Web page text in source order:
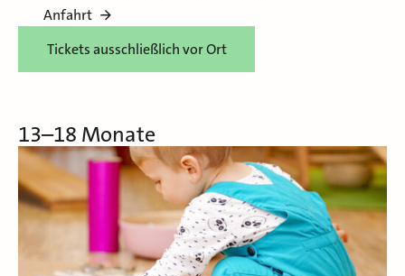
Anfahrt
Tickets ausschließlich vor Ort
13–18 Monate